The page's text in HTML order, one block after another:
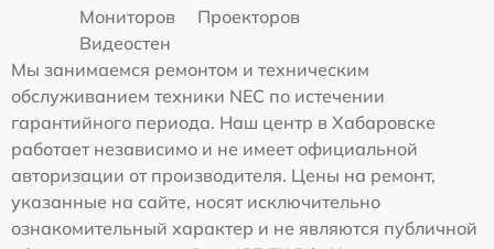
Мониторов
Проекторов
Видеостен
Мы занимаемся ремонтом и техническим
обслуживанием техники NEC по истечении
гарантийного периода. Наш центр в Хабаровске
работает независимо и не имеет официальной
авторизации от производителя. Цены на ремонт,
указанные на сайте, носят исключительно
ознакомительный характер и не являются публичной